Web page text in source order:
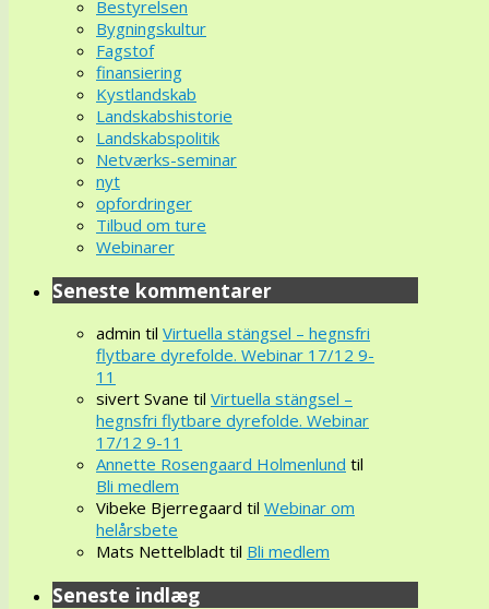
Bestyrelsen
Bygningskultur
Fagstof
finansiering
Kystlandskab
Landskabshistorie
Landskabspolitik
Netværks-seminar
nyt
opfordringer
Tilbud om ture
Webinarer
Seneste kommentarer
admin til Virtuella stängsel – hegnsfri
flytbare dyrefolde. Webinar 17/12 9-
11
sivert Svane til Virtuella stängsel –
hegnsfri flytbare dyrefolde. Webinar
17/12 9-11
Annette Rosengaard Holmenlund til
Bli medlem
Vibeke Bjerregaard til Webinar om
helårsbete
Mats Nettelbladt til Bli medlem
Seneste indlæg